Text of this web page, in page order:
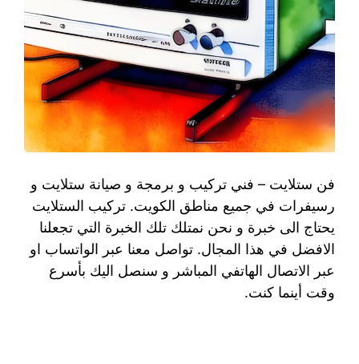
فن ستلايت – فني تركيب و برمجة و صيانة ستلايت و
رسيفرات في جميع مناطق الكويت. تركيب الستلايت
يحتاج الى خبرة و نحن نمتلك تلك الخبرة التي تجعلنا
الافضل في هذا المجال. تواصل معنا عبر الواتساب او
عبر الاتصال الهاتفي المباشر و سنصل اليك بأسرع
وقت أينما كنت.